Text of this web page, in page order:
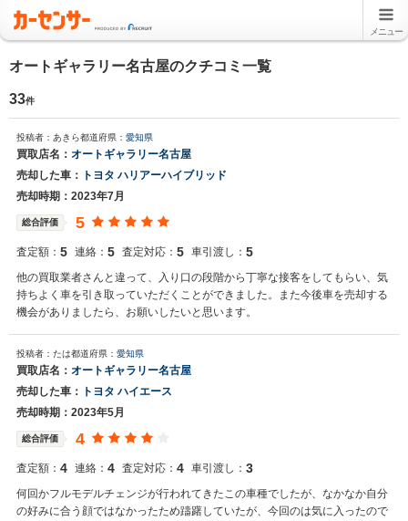
メニュー
オートギャラリー名古屋のクチコミ一覧
33件
投稿者：あきら都道府県： 愛知県
買取店名： オートギャラリー名古屋
売却した車：
トヨタ ハリアーハイブリッド
売却時期：2023年7月
総合評価 5
査定額： 5 連絡： 5 査定対応： 5 車引渡し： 5
他の買取業者さんと違って、入り口の段階から丁寧な接客をしてもらい、気
持ちよく車を引き取っていただくことができました。また今後車を売却する
機会がありましたら、お願いしたいと思います。
投稿者：たは都道府県： 愛知県
買取店名： オートギャラリー名古屋
売却した車：
トヨタ ハイエース
売却時期：2023年5月
総合評価 4
査定額： 4 連絡： 4 査定対応： 4 車引渡し： 3
何回かフルモデルチェンジが行われてきたこの車種でしたが、なかなか自分
の好みに合う顔ではなかったため躊躇していたが、今回のは気に入ったので